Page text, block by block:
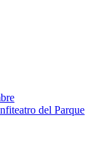
del Parque